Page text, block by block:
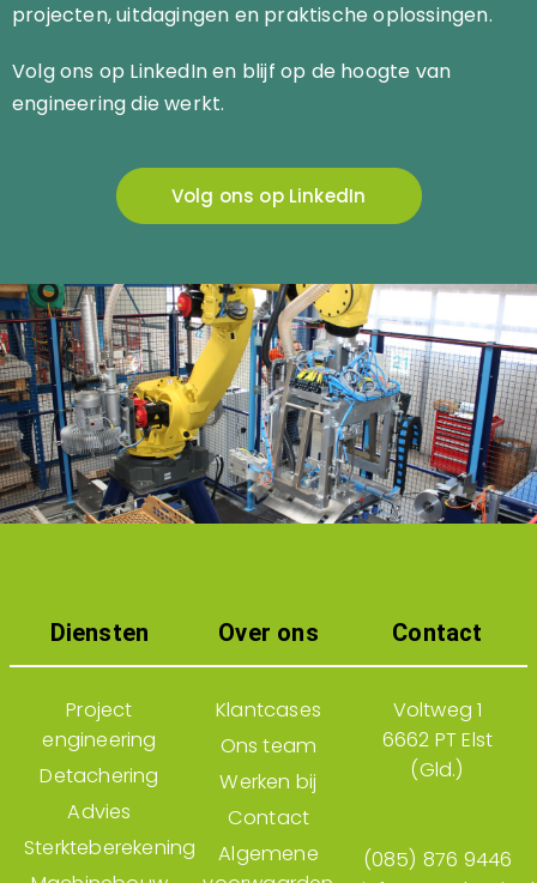
projecten, uitdagingen en praktische oplossingen.
Volg ons op LinkedIn en blijf op de hoogte van
engineering die werkt.
Volg ons op LinkedIn
Diensten
Project
engineering
Detachering
Advies
Sterkteberekening
Over ons
Klantcases
Ons team
Werken bij
Contact
Algemene
Contact
Voltweg 1
6662 PT Elst
(Gld.)
(085) 876 9446